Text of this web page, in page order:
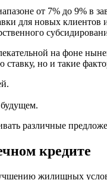
от 7% до 9% в
для новых
на фоне
но и такие
различные
кредите
жилищных